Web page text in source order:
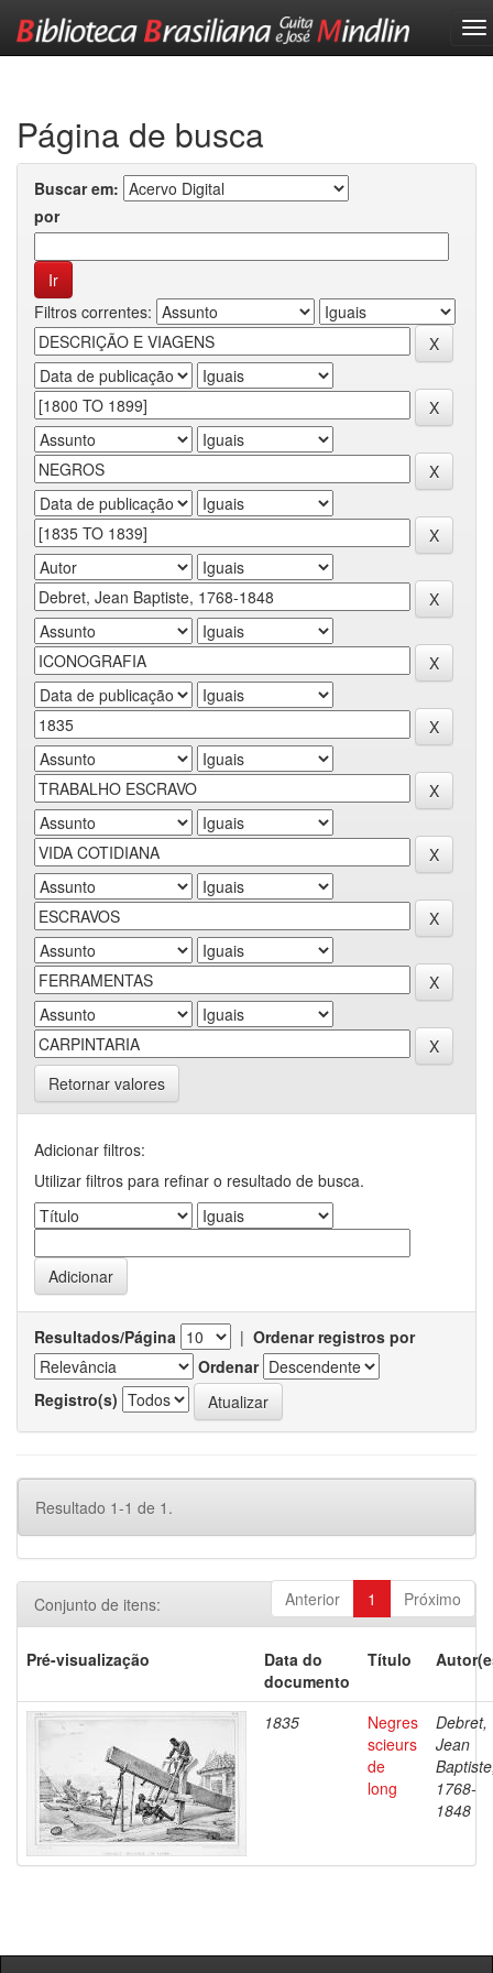
Página de busca
Buscar em:
por
Filtros correntes:
Retornar valores
Adicionar filtros:
Utilizar filtros para refinar o resultado de busca.
Resultados/Página | Ordenar registros por
Ordenar
Registro(s)
Resultado 1-1 de 1.
Anterior 1 Próximo
Conjunto de itens:
Pré-visualização
Data do
documento
Título
1835
Negres
scieurs
de
long
Debret,
Jean
1768-
1848